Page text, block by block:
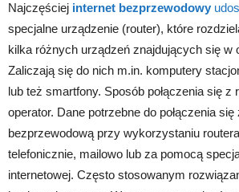
Najczęściej internet bezprzewodowy
specjalne urządzenie (router), które
kilka różnych urządzeń znajdujących się w
Zaliczają się do nich m.in. komputery
lub też smartfony. Sposób połączenia się z
operator. Dane potrzebne do połączenia się
bezprzewodową przy wykorzystaniu
telefonicznie, mailowo lub za pomocą
internetowej. Często stosowanym